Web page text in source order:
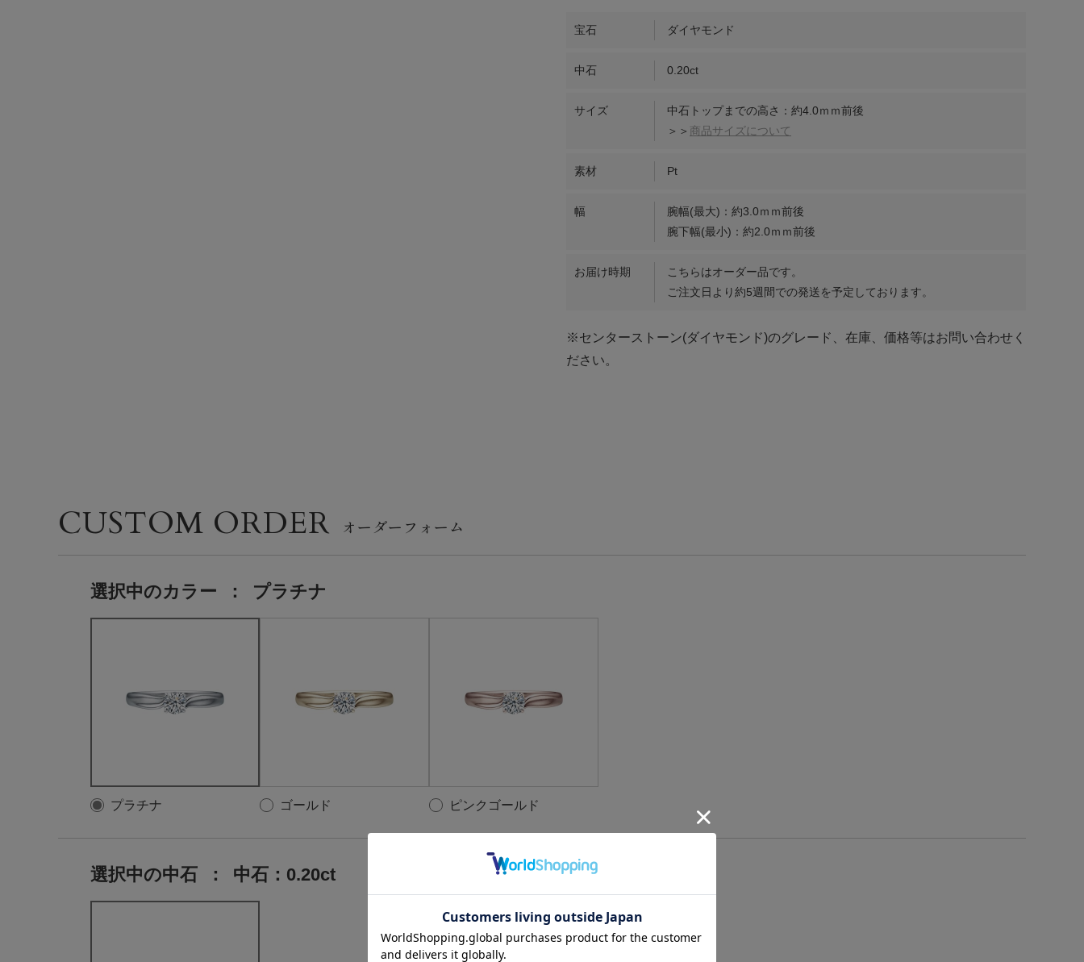
宝石 ダイヤモンド
中石 0.20ct
サイズ
中石トップまでの高さ：約4.0ｍｍ前後
＞＞ 商品サイズについて
素材 Pt
幅
腕幅(最大)：約3.0ｍｍ前後
腕下幅(最小)：約2.0ｍｍ前後
お届け時期
こちらはオーダー品です。
ご注文日より約5週間での発送を予定しております。
※センターストーン(ダイヤモンド)のグレード、在庫、価格等はお問い合わせく
ださい。
CUSTOM ORDER
選択中のカラー ： プラチナ
プラチナ ゴールド ピンクゴールド
選択中の中石 ： 中石：0.20ct